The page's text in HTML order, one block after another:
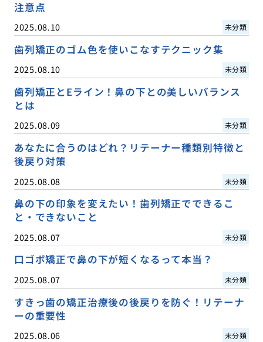
注意点
2025.08.10 未分類
歯列矯正のゴム色を使いこなすテクニック集
2025.08.10 未分類
歯列矯正とEライン！鼻の下との美しいバランス
とは
2025.08.09 未分類
あなたに合うのはどれ？リテーナー種類別特徴と
後戻り対策
2025.08.08 未分類
鼻の下の印象を変えたい！歯列矯正でできるこ
と・できないこと
2025.08.07 未分類
口ゴボ矯正で鼻の下が短くなるって本当？
2025.08.07 未分類
すきっ歯の矯正治療後の後戻りを防ぐ！リテーナ
ーの重要性
2025.08.06 未分類